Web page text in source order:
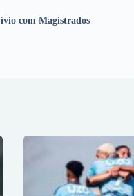
com Magistrados